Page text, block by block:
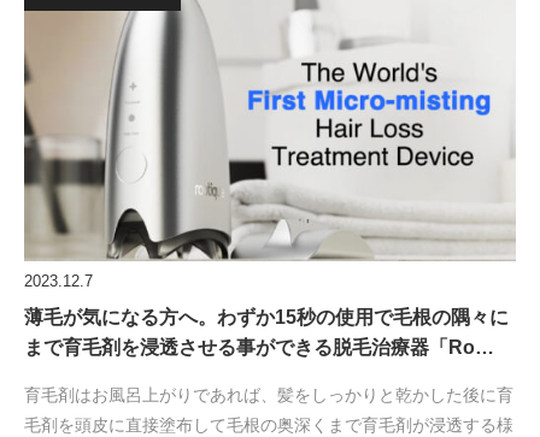
2023.12.7
薄毛が気になる方へ。わずか15秒の使用で毛根の隅々に
まで育毛剤を浸透させる事ができる脱毛治療器「Ro…
育毛剤はお風呂上がりであれば、髪をしっかりと乾かした後に育
毛剤を頭皮に直接塗布して毛根の奥深くまで育毛剤が浸透する様